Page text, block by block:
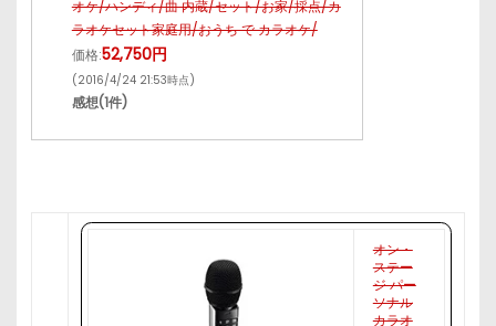
オケ/ハンディ/曲 内蔵/セット/お家/採点/カ
ラオケセット家庭用/おうち で カラオケ/
価格:52,750円
(2016/4/24 21:53時点)
感想(1件)
オン・
ステー
ジ パー
ソナル
カラオ